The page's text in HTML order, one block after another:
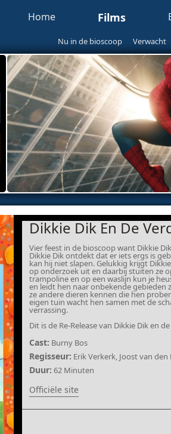
Home Films
Nu in de bioscoop Verwacht
Dikkie Dik En De
Vier feest in de bioscoop want Dikkie
Dikkie Dik ontdekt dat er iets ergs is
kan hij niet slapen. Gelukkig krijgt
op onderzoek uit en daarbij stuiten ze
trampoline en op een waslijn kun je
en leidt hen naar onbekende gebieden
ze andere dieren kennen die hen
eigen tuin wacht hen samen met de
verrassing.
Dit is de Re-Release van Dikkie Dik en
Cast: Burny Bos
Regisseur: Erik Verkerk, Joost van den
Duur: 62 Minuten
Officiële site